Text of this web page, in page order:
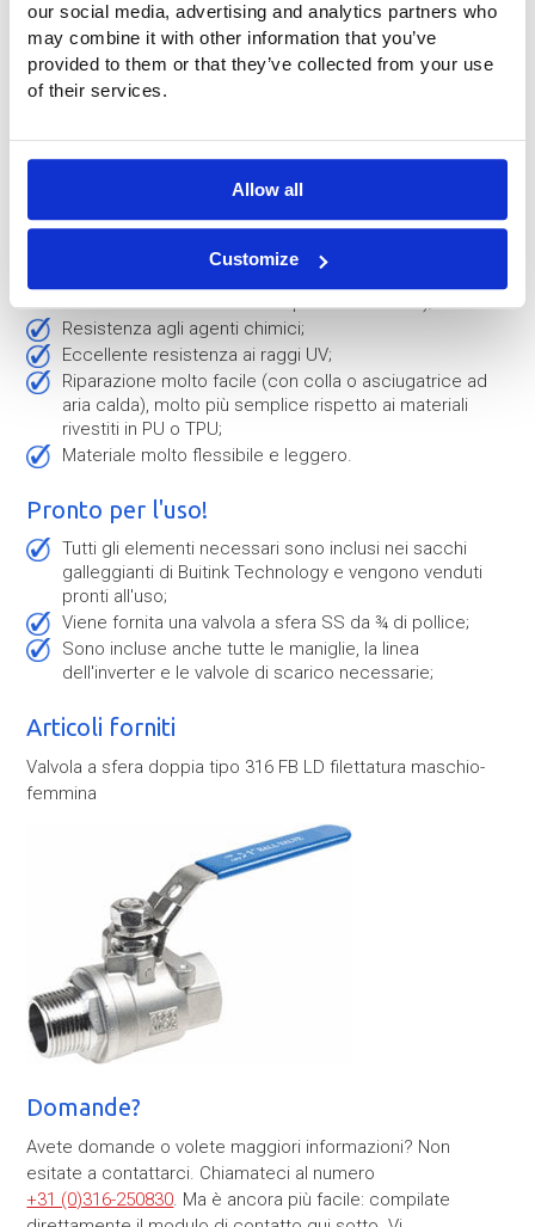
our social media, advertising and analytics partners who
may combine it with other information that you’ve
provided to them or that they’ve collected from your use
of their services.
Allow all
Customize
Per i nostri carri vengono utilizzati materiali di prima qualità:
estremamente resistente e resistente;
Resistenza alla trazione del tessuto: 8.000 - 18.000 N/ 5
concorrenza di solito non superano i 1.750 N);
Resistenza agli agenti chimici;
Eccellente resistenza ai raggi UV;
Riparazione molto facile (con colla o asciugatrice ad
aria calda), molto più semplice rispetto ai materiali
rivestiti in PU o TPU;
Materiale molto flessibile e leggero.
Pronto per l'uso!
Tutti gli elementi necessari sono inclusi nei sacchi
galleggianti di Buitink Technology e vengono venduti
pronti all'uso;
Viene fornita una valvola a sfera SS da ¾ di pollice;
Sono incluse anche tutte le maniglie, la linea
dell'inverter e le valvole di scarico necessarie;
Articoli forniti
Valvola a sfera doppia tipo 316 FB LD filettatura maschio-
femmina
Domande?
Avete domande o volete maggiori informazioni? Non
esitate a contattarci. Chiamateci al numero
+31 (0)316-250830. Ma è ancora più facile: compilate